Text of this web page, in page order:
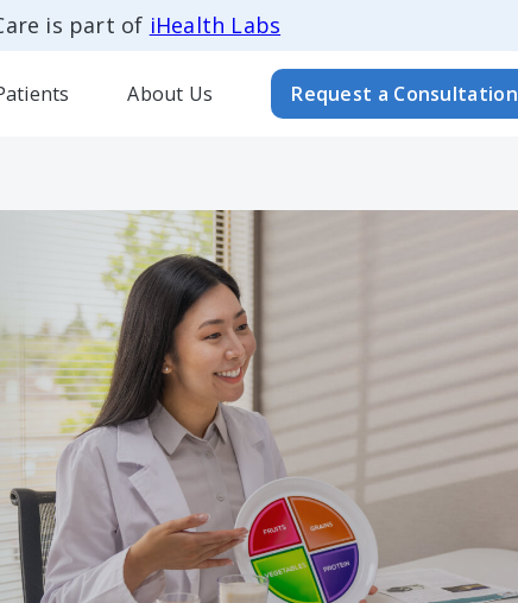
is part of iHealth Labs
About Us Request a Consultation